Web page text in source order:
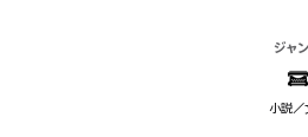
それなりに安
家庭の外にも
ジャ
小説／